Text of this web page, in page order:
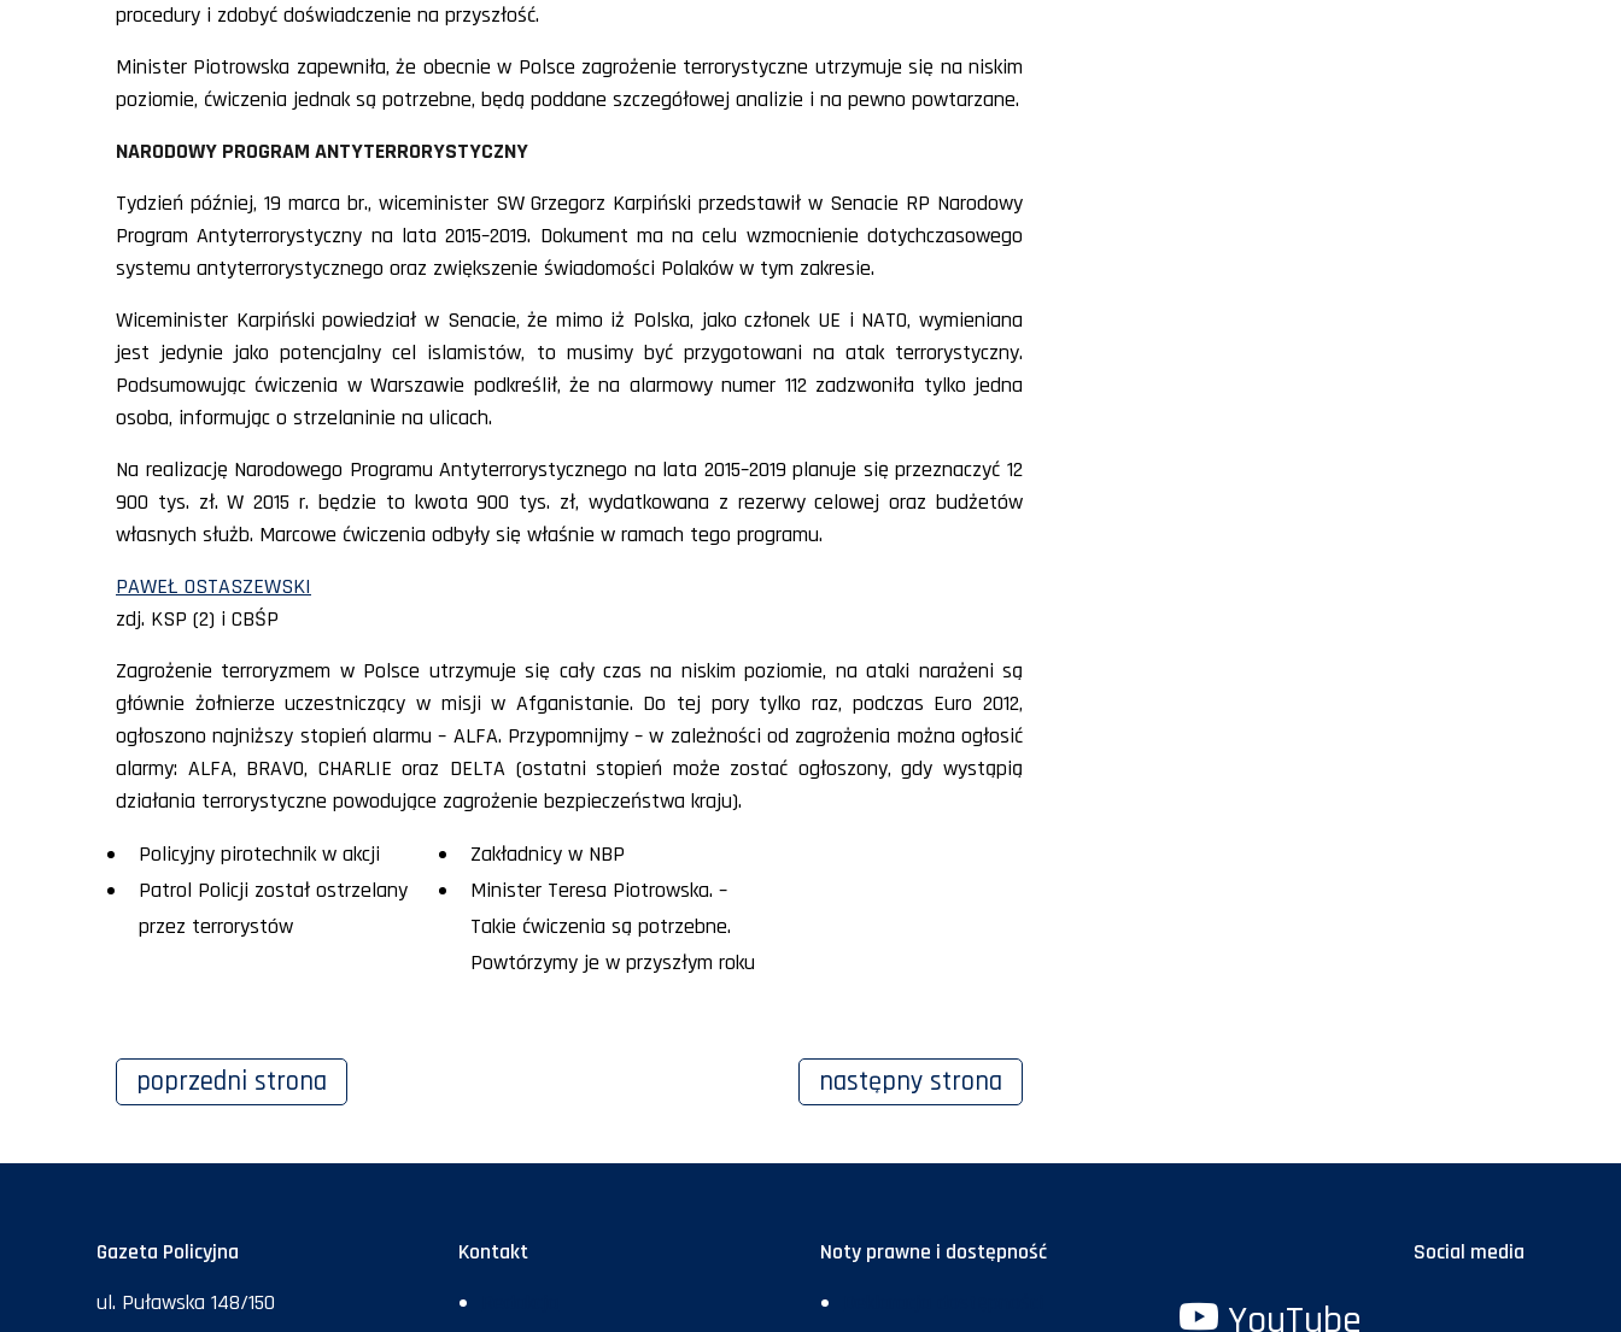
procedury i zdobyć doświadczenie na przyszłość.
Minister Piotrowska zapewniła, że obecnie w Polsce zagrożenie terrorystyczne utrzymuje się na niskim
poziomie, ćwiczenia jednak są potrzebne, będą poddane szczegółowej analizie i na pewno powtarzane.
NARODOWY PROGRAM ANTYTERRORYSTYCZNY
Tydzień później, 19 marca br., wiceminister SW Grzegorz Karpiński przedstawił w Senacie RP Narodowy
Program Antyterrorystyczny na lata 2015–2019. Dokument ma na celu wzmocnienie dotychczasowego
systemu antyterrorystycznego oraz zwiększenie świadomości Polaków w tym zakresie.
Wiceminister Karpiński powiedział w Senacie, że mimo iż Polska, jako członek UE i NATO, wymieniana
jest jedynie jako potencjalny cel islamistów, to musimy być przygotowani na atak terrorystyczny.
Podsumowując ćwiczenia w Warszawie podkreślił, że na alarmowy numer 112 zadzwoniła tylko jedna
osoba, informując o strzelaninie na ulicach.
Na realizację Narodowego Programu Antyterrorystycznego na lata 2015–2019 planuje się przeznaczyć 12
900 tys. zł. W 2015 r. będzie to kwota 900 tys. zł, wydatkowana z rezerwy celowej oraz budżetów
własnych służb. Marcowe ćwiczenia odbyły się właśnie w ramach tego programu.
PAWEŁ OSTASZEWSKI
zdj. KSP (2) i CBŚP
Zagrożenie terroryzmem w Polsce utrzymuje się cały czas na niskim poziomie, na ataki narażeni są
głównie żołnierze uczestniczący w misji w Afganistanie. Do tej pory tylko raz, podczas Euro 2012,
ogłoszono najniższy stopień alarmu – ALFA. Przypomnijmy – w zależności od zagrożenia można ogłosić
alarmy: ALFA, BRAVO, CHARLIE oraz DELTA (ostatni stopień może zostać ogłoszony, gdy wystąpią
działania terrorystyczne powodujące zagrożenie bezpieczeństwa kraju).
Policyjny pirotechnik w akcji
Zakładnicy w NBP
Patrol Policji został ostrzelany
przez terrorystów
Minister Teresa Piotrowska. –
Takie ćwiczenia są potrzebne.
Powtórzymy je w przyszłym roku
poprzedni strona następny strona
Gazeta Policyjna
ul. Puławska 148/150
Kontakt Noty prawne i dostępność Social media
YouTube